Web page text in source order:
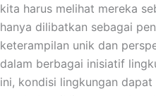
kita harus melihat mereka
hanya dilibatkan sebagai
keterampilan unik dan
dalam berbagai inisiatif
ini, kondisi lingkungan